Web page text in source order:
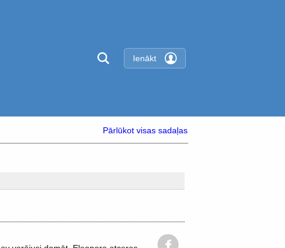
Ienākt
Pārlūkot visas sadaļas